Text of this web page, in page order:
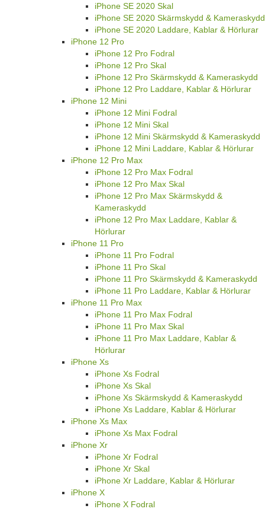
iPhone SE 2020 Skal
iPhone SE 2020 Skärmskydd & Kameraskydd
iPhone SE 2020 Laddare, Kablar & Hörlurar
iPhone 12 Pro
iPhone 12 Pro Fodral
iPhone 12 Pro Skal
iPhone 12 Pro Skärmskydd & Kameraskydd
iPhone 12 Pro Laddare, Kablar & Hörlurar
iPhone 12 Mini
iPhone 12 Mini Fodral
iPhone 12 Mini Skal
iPhone 12 Mini Skärmskydd & Kameraskydd
iPhone 12 Mini Laddare, Kablar & Hörlurar
iPhone 12 Pro Max
iPhone 12 Pro Max Fodral
iPhone 12 Pro Max Skal
iPhone 12 Pro Max Skärmskydd &
Kameraskydd
iPhone 12 Pro Max Laddare, Kablar &
Hörlurar
iPhone 11 Pro
iPhone 11 Pro Fodral
iPhone 11 Pro Skal
iPhone 11 Pro Skärmskydd & Kameraskydd
iPhone 11 Pro Laddare, Kablar & Hörlurar
iPhone 11 Pro Max
iPhone 11 Pro Max Fodral
iPhone 11 Pro Max Skal
iPhone 11 Pro Max Laddare, Kablar &
Hörlurar
iPhone Xs
iPhone Xs Fodral
iPhone Xs Skal
iPhone Xs Skärmskydd & Kameraskydd
iPhone Xs Laddare, Kablar & Hörlurar
iPhone Xs Max
iPhone Xs Max Fodral
iPhone Xr
iPhone Xr Fodral
iPhone Xr Skal
iPhone Xr Laddare, Kablar & Hörlurar
iPhone X
iPhone X Fodral